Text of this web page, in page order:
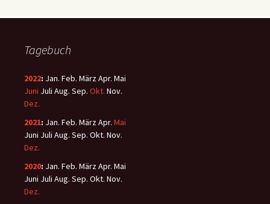
Tagebuch
2022: Jan. Feb. MärzApr. Mai
Juni Juli Aug. Sep. Okt. Nov.
Dez.
2021: Jan. Feb. MärzApr. Mai
Juni Juli Aug. Sep. Okt. Nov.
Dez.
2020: Jan. Feb. MärzApr. Mai
Juni Juli Aug. Sep. Okt. Nov.
Dez.